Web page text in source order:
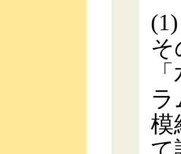
そ
模